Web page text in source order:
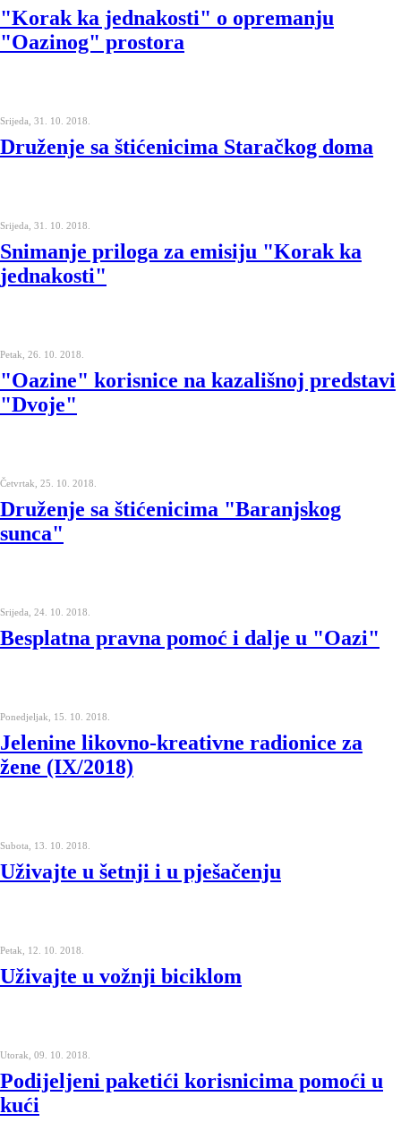
"Korak ka jednakosti" o opremanju
"Oazinog" prostora
Srijeda, 31. 10. 2018.
Druženje sa štićenicima Staračkog doma
Srijeda, 31. 10. 2018.
Snimanje priloga za emisiju "Korak ka
jednakosti"
Petak, 26. 10. 2018.
"Oazine" korisnice na kazališnoj predstavi
"Dvoje"
Četvrtak, 25. 10. 2018.
Druženje sa štićenicima "Baranjskog
sunca"
Srijeda, 24. 10. 2018.
Besplatna pravna pomoć i dalje u "Oazi"
Ponedjeljak, 15. 10. 2018.
Jelenine likovno-kreativne radionice za
žene (IX/2018)
Subota, 13. 10. 2018.
Uživajte u šetnji i u pješačenju
Petak, 12. 10. 2018.
Uživajte u vožnji biciklom
Utorak, 09. 10. 2018.
Podijeljeni paketići korisnicima pomoći u
kući